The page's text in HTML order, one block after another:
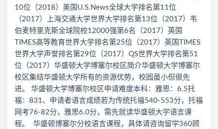
10位（2018）美国U.S.News全球大学排名第11位
（2017）上海交通大学世界大学排名第13位（2017）韦
伯麦特里克斯全球院校12000强第6名（2017）英国
TIMES高等教育世界大学排名第25位（2017）英国TIMES
世界大学声誉排名第29位（2017）QS世界大学排名第51
位（2017）华盛顿大学博塞尔校区简介华盛顿大学博塞尔
校区集结华盛顿大学所有的资源优势，校园虽小但很先
进。 华盛顿大学博塞尔校区申请难度本科：雅思：6.5托
福：831、申请者语言成绩若为传统托福540-553分，托福
网考76-82分，雅思6.0分，需先就读华盛顿大学语言课
程。 华盛顿博塞尔分校语言课程，具体请咨询留学360顾